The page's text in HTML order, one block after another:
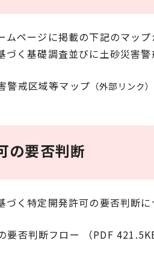
ムページに掲載の下記のマッ
づく基礎調査並びに土砂災害
警戒区域等マップ （外部リンク）
の要否判断
づく特定開発許可の要否判断
要否判断フロー （PDF